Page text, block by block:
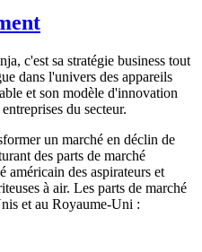
c'est sa stratégie business tout
dans l'univers des appareils
et son modèle d'innovation
du secteur.
un marché en déclin de
des parts de marché
américain des aspirateurs et
à air. Les parts de marché
et au Royaume-Uni :